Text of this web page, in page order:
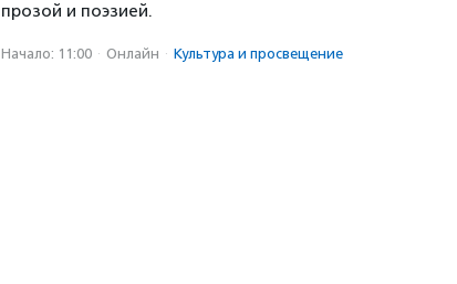
прозой и поэзией.
Начало: 11:00 · Онлайн · Культура и просвещение